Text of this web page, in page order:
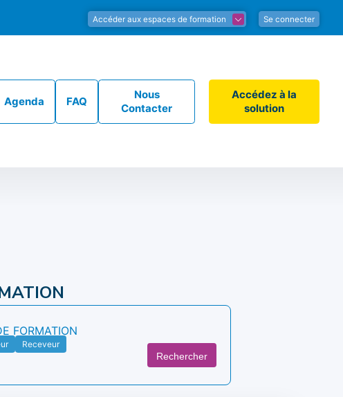
Accéder aux espaces de formation Se connecter
Agenda FAQ
Nous
Contacter
Accédez à la
solution
FORMATION
Receveur
Rechercher